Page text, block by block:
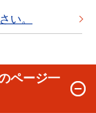
い。
ページ一